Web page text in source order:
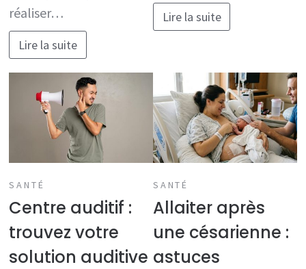
réaliser…
Lire la suite
Lire la suite
SANTÉ
Centre auditif :
trouvez votre
solution auditive
SANTÉ
Allaiter après
une césarienne :
astuces